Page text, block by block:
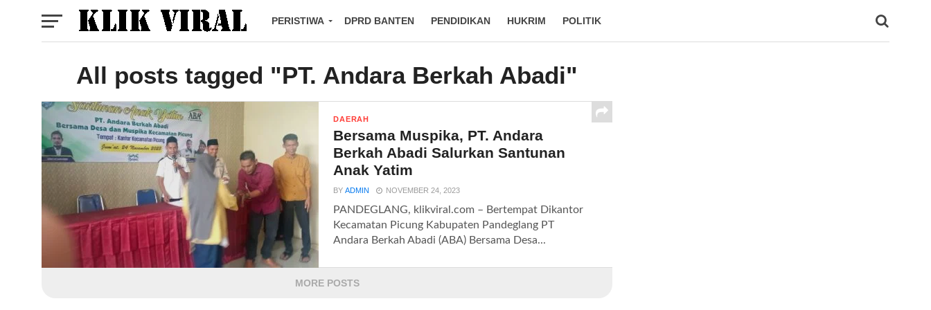
PERISTIWA DPRD BANTEN PENDIDIKAN HUKRIM POLITIK
All posts tagged "PT. Andara Berkah Abadi"
DAERAH
Bersama Muspika, PT. Andara
Berkah Abadi Salurkan Santunan
Anak Yatim
BYADMIN NOVEMBER 24, 2023
PANDEGLANG, klikviral.com – Bertempat Dikantor
Kecamatan Picung Kabupaten Pandeglang PT
Andara Berkah Abadi (ABA) Bersama Desa...
MORE POSTS